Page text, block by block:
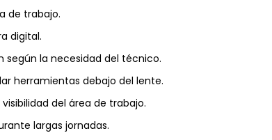
de trabajo.
digital.
según la necesidad del técnico.
herramientas debajo del lente.
del área de trabajo.
largas jornadas.